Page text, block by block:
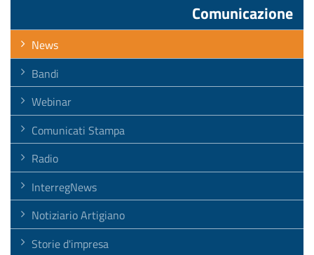
Comunicazione
News
Bandi
Webinar
Comunicati Stampa
Radio
InterregNews
Notiziario Artigiano
Storie d'impresa